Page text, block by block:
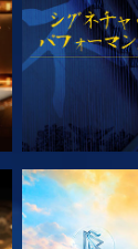
シリーズを探求